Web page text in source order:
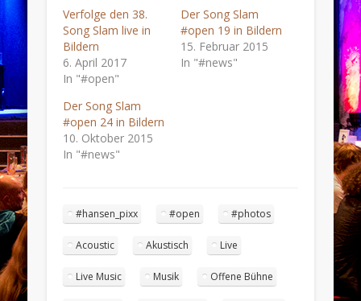
Verfolge den 38.
Song Slam live in
Bildern
6. April 2017
In "#open"
Der Song Slam
#open 19 in Bildern
15. Februar 2015
In "#news"
Der Song Slam
#open 24 in Bildern
10. Oktober 2015
In "#news"
#hansen_pixx #open #photos
Acoustic Akustisch Live
Live Music Musik Offene Bühne